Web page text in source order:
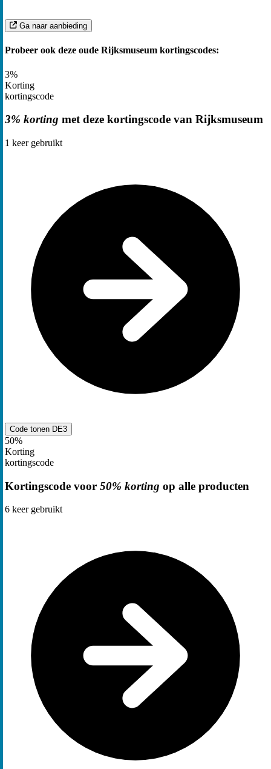
Ga naar aanbieding
Probeer ook deze oude Rijksmuseum kortingscodes:
3%
Korting
kortingscode
3% korting met deze kortingscode van Rijksmuseum
1 keer gebruikt
Code tonen DE3
50%
Korting
kortingscode
Kortingscode voor 50% korting op alle producten
6 keer gebruikt